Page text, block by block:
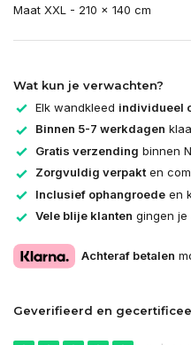
Maat XXL - 210 x 140 cm
Wat kun je verwachten?
Elk wandkleed individueel
Binnen 5-7 werkdagen
Gratis verzending binnen
Zorgvuldig verpakten
Inclusief ophangroede en
Vele blije klanten gingen
Achteraf betalen
Geverifieerd en